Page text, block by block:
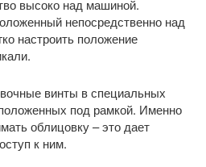
высоко над машиной.
непосредственно над
настроить положение
винты в специальных
под рамкой. Именно
облицовку – это дает
к ним.